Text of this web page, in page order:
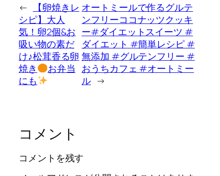
←
【卵焼きレ
シピ】大人
気！卵2個&お
吸い物の素だ
け♪松茸香る卵
焼き
お弁当
にも
オートミールで作るグルテ
ンフリーココナッツクッキ
ー#ダイエットスイーツ #
ダイエット #簡単レシピ #
無添加 #グルテンフリー #
おうちカフェ #オートミー
ル →
コメント
コメントを残す